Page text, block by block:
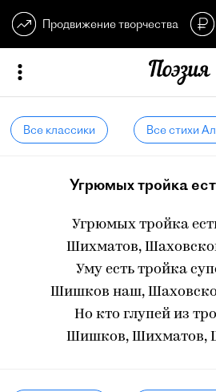
Продвижение творчества
Все классики Все стихи
Угрюмых тройка
Угрюмых тройка
Шихматов,
Уму есть тройка
Шишков наш,
Но кто глупей из
Шишков, Шихматов,